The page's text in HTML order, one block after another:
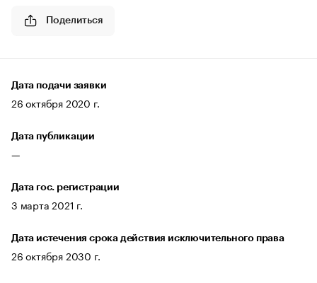
Поделиться
Дата подачи заявки
26 октября 2020 г.
Дата публикации
—
Дата гос. регистрации
3 марта 2021 г.
Дата истечения срока действия исключительного права
26 октября 2030 г.